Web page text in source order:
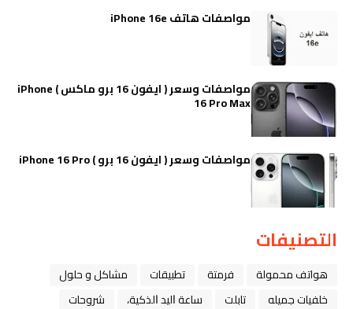
مواصفات هاتف iPhone 16e
مواصفات وسعر ( ايفون 16 برو ماكس ) iPhone
16 Pro Max
مواصفات وسعر ( ايفون 16 برو ) iPhone 16 Pro
التصنيفات
هواتف محمولة فرمتة تطبيقات
مشاكل و حلول
خلفيات جميله
تابلت ﺳﺎﻋﺔ ﺍﻟﻴﺪ ﺍﻟﺬﻛﻴﺔ،
شروحات